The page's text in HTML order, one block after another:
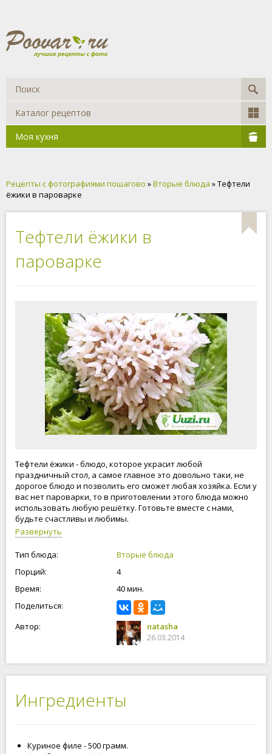
Каталог рецептов
Моя кухня
Рецепты с фотографиями пошагово »Вторые блюда » Тефтели
ёжики в пароварке
Тефтели ёжики в
пароварке
Тефтели ёжики - блюдо, которое украсит любой
праздничный стол, а самое главное это довольно таки, не
дорогое блюдо и позволить его сможет любая хозяйка. Если у
вас нет пароварки, то в приготовлении этого блюда можно
использовать любую решётку. Готовьте вместе с нами,
будьте счастливы и любимы.
Развернуть
Тип блюда:
Вторые блюда
Порций:
4
Время:
40 мин.
Поделиться:
Автор:
natasha
26.03.2014
Ингредиенты
Куриное филе - 500 грамм.